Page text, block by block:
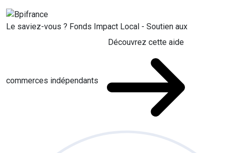
Le saviez-vous ? Fonds Impact Local - Soutien aux
commerces indépendants
Découvrez cette aide